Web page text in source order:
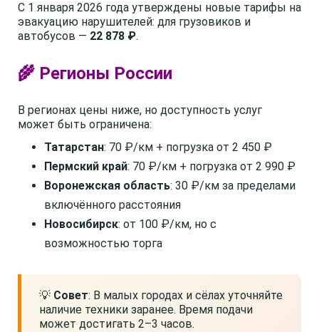
С 1 января 2026 года утверждены новые тарифы на
эвакуацию нарушителей: для грузовиков и
автобусов — 22 878 ₽.
🌾 Регионы России
В регионах цены ниже, но доступность услуг
может быть ограничена:
Татарстан: 70 ₽/км + погрузка от 2 450 ₽
Пермский край: 70 ₽/км + погрузка от 2 990 ₽
Воронежская область: 30 ₽/км за пределами
включённого расстояния
Новосибирск: от 100 ₽/км, но с
возможностью торга
💡 Совет: В малых городах и сёлах уточняйте
наличие техники заранее. Время подачи
может достигать 2–3 часов.